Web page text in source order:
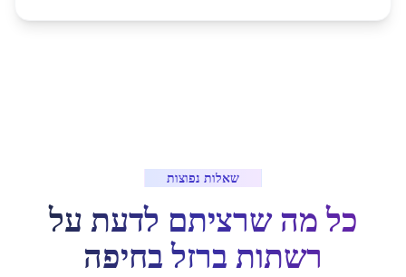
שאלות נפוצות
כל מה שרציתם לדעת על
רשתות ברזלבחיפה